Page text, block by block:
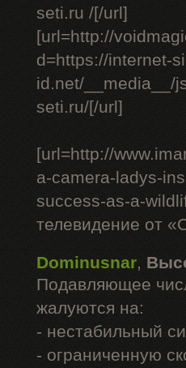
seti.ru /[/url]
[url=http://
d=https://internet-
id.net/__media__/
seti.ru/[/url]
[url=http://
a-camera-ladys-
success-as-a-
телевидение от
Dominusnar,
Подавляющее
жалуются на:
- нестабильный
- ограниченную